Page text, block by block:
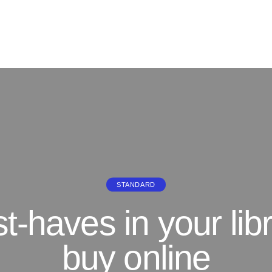
STANDARD
haves in your
buy online